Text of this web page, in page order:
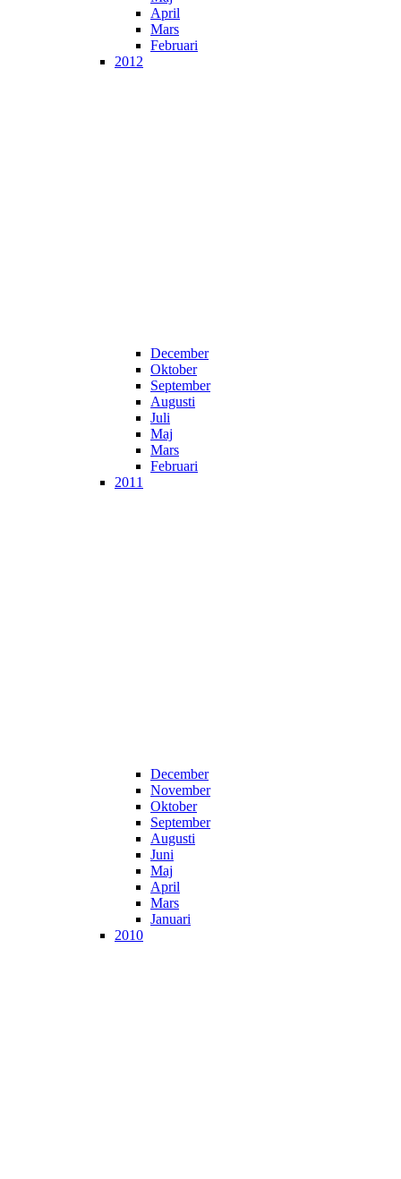
April
Mars
Februari
2012
December
Oktober
September
Augusti
Juli
Maj
Mars
Februari
2011
December
November
Oktober
September
Augusti
Juni
Maj
April
Mars
Januari
2010